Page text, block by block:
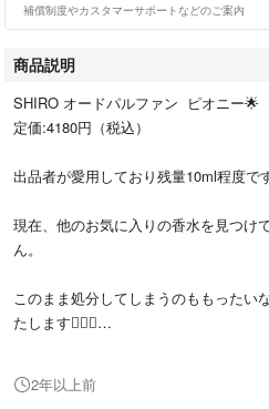
補償制度やカスタマーサポートなどのご案内
商品説明
SHIRO オードパルファン ピオニー🌟
定価:4180円（税込）
出品者が愛用しており残量10ml程度で
現在、他のお気に入りの香水を見つけ
ん。
このまま処分してしまうのももったい
たします🙋🏻‍♀️
おります！
2年以上前